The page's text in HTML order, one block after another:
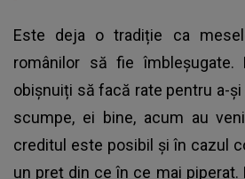
Este deja o tradiție ca
românilor să fie îmbleşugate.
obișnuiți să facă rate pentru a-
scumpe, ei bine, acum au
creditul este posibil și în cazul
un preț din ce în ce mai piperat.